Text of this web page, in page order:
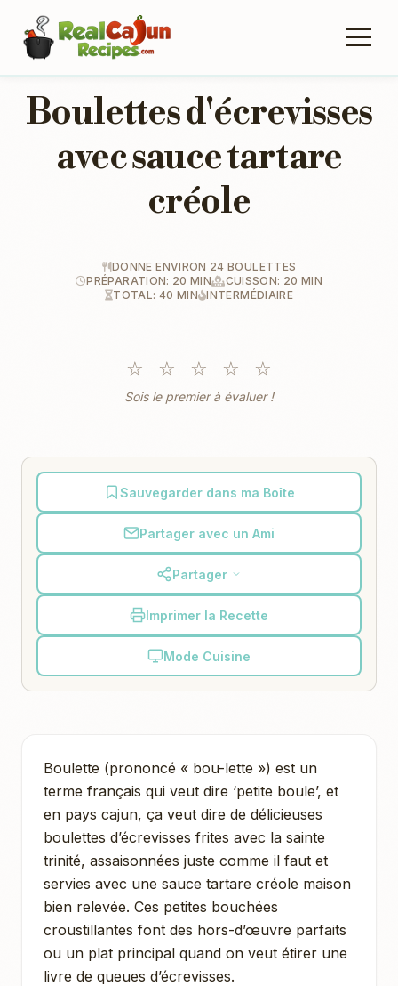
Boulettes d'écrevisses
avec sauce tartare
créole
DONNE ENVIRON 24 BOULETTES
PRÉPARATION: 20 MIN
CUISSON: 20 MIN
TOTAL: 40 MIN
INTERMÉDIAIRE
☆ ☆ ☆ ☆ ☆
Sois le premier à évaluer !
Sauvegarder dans ma Boîte
Partager avec un Ami
Partager
Imprimer la Recette
Mode Cuisine
Boulette (prononcé « bou-lette ») est un
terme français qui veut dire ‘petite boule’, et
en pays cajun, ça veut dire de délicieuses
boulettes d’écrevisses frites avec la sainte
trinité, assaisonnées juste comme il faut et
servies avec une sauce tartare créole maison
bien relevée. Ces petites bouchées
croustillantes font des hors-d’œuvre parfaits
ou un plat principal quand on veut étirer une
livre de queues d’écrevisses.